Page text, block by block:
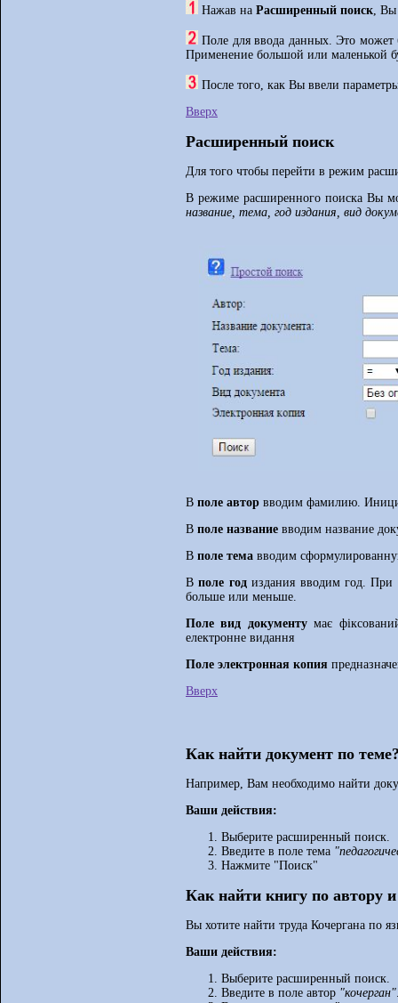
Нажав на Расширенный поиск ,
Поле для ввода данных. Это может
Применение большой или маленькой
После того, как Вы ввели
Вверх
Расширенный поиск
Для того чтобы перейти в режим
В режиме расширенного поиска Вы
название, тема, год издания, вид
В поле автор вводим фамилию.
В поле название вводим название
В поле тема вводим
Вполе годиздания вводим год. При
больше или меньше.
Поле вид документумає
електронне видання
Поле электронная копия
Вверх
Как найти документ по
Например, Вам необходимо найти
Ваши действия:
Выберите расширенный поиск.
Введите в поле тема
Нажмите "Поиск"
Как найти книгу по автору
Вы хотите найти труда Кочергана по
Ваши действия:
Выберите расширенный поиск.
Введите в поле автор "кочерган"